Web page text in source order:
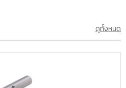
ดูทั้งหมด